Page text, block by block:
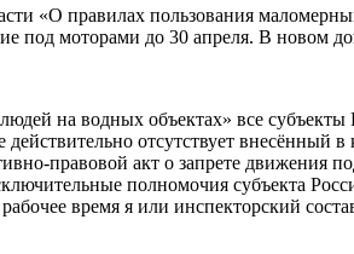
«О правилах пользования
под моторами до 30 апреля. В новом
на водных объектах» все
отсутствует внесённый
правовой акт о запрете движения
полномочия субъекта
время я или инспекторский